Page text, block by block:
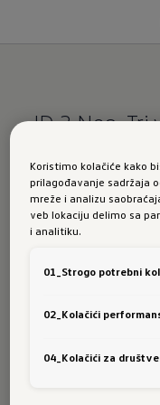
ID.3 Neo. Tri
Otkrijte šta
pronađite svog
Koristimo kolačiće kako
prilagođavanje sadržaja
mreže i analizu
veb lokaciju delimo sa
i analitiku.
01_Strogo potrebni
02_Kolačići
04_Kolačići za